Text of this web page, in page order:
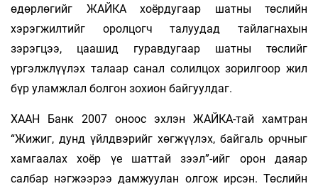
өдөрлөгийг ЖАЙКА хоёрдугаар шатны төслийн
хэрэгжилтийг оролцогч талуудад тайлагнахын
зэрэгцээ, цаашид гуравдугаар шатны төслийг
үргэлжлүүлэх талаар санал солилцох зорилгоор жил
бүр уламжлал болгон зохион байгуулдаг.
ХААН Банк 2007 оноос эхлэн ЖАЙКА-тай хамтран
“Жижиг, дунд үйлдвэрийг хөгжүүлэх, байгаль орчныг
хамгаалах хоёр үе шаттай зээл”-ийг орон даяар
салбар нэгжээрээ дамжуулан олгож ирсэн. Төслийн